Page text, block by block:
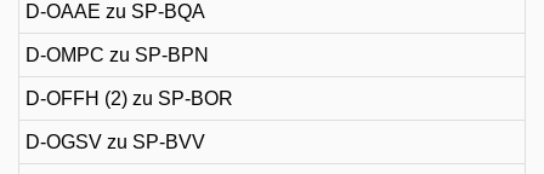
D-OAAE zu SP-BQA
D-OMPC zu SP-BPN
D-OFFH (2) zu SP-BOR
D-OGSV zu SP-BVV